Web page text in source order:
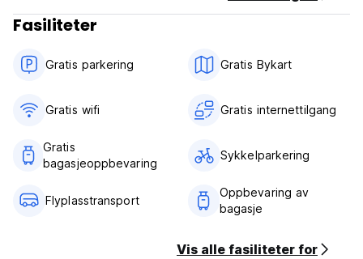
Fasiliteter
Gratis parkering Gratis Bykart
Gratis wifi‎ Gratis internettilgang
Gratis
bagasjeoppbevaring
Sykkelparkering
Flyplasstransport
Oppbevaring av
bagasje
Vis alle fasiliteter for